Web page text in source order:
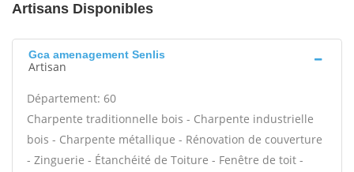
Artisans Disponibles
Gca amenagement Senlis
Artisan
Département: 60
Charpente traditionnelle bois - Charpente industrielle
bois - Charpente métallique - Rénovation de couverture
- Zinguerie - Étanchéité de Toiture - Fenêtre de toit -